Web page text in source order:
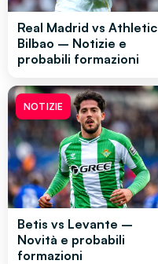
Real Madrid vs Athletic
Bilbao – Notizie e
probabili formazioni
NOTIZIE
Betis vs Levante –
Novità e probabili
formazioni